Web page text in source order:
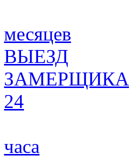
месяцев
ВЫЕЗД
ЗАМЕРЩИКА
24
часа